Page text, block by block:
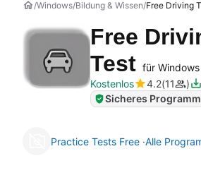
Windows Bildung & Wissen Free Driving
Free
Test für Windows
Kostenlos
4.2 11
Sicheres Programm
Practice Tests Free Alle